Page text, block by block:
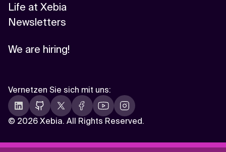
Life at Xebia
Newsletters
We are hiring!
© 2026 Xebia. All Rights Reserved.
Vernetzen Sie sich mit uns: